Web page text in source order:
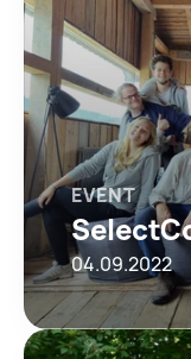
EVENT
04.09.2022